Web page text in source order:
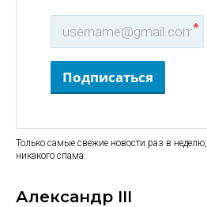
*
Подписаться
Только самые свежие новости раз в неделю,
никакого спама
Александр III